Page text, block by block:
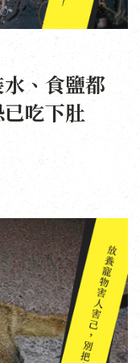
、食鹽都
吃下肚